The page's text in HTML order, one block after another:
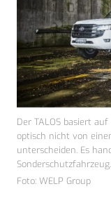
Der TALOS basiert
optisch nicht von
unterscheiden. Es
Sonderschutzfahrzeug.
Foto: WELP Group